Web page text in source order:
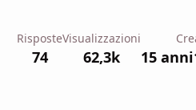
Risposte
74
Visualizzazioni
62,3k 15 anni